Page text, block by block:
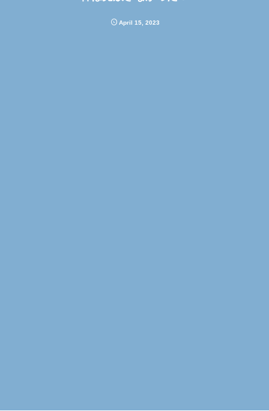
April 15 ,2023